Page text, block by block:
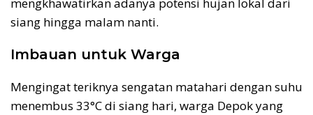
mengkhawatirkan adanya potensi hujan lokal dari
siang hingga malam nanti.
Imbauan untuk Warga
Mengingat teriknya sengatan matahari dengan suhu
menembus 33°C di siang hari, warga Depok yang